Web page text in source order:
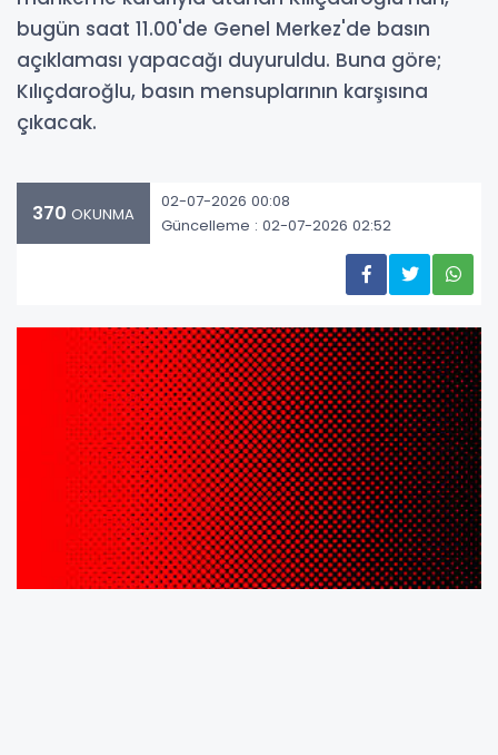
bugün saat 11.00'de Genel Merkez'de basın
açıklaması yapacağı duyuruldu. Buna göre;
Kılıçdaroğlu, basın mensuplarının karşısına
çıkacak.
370 OKUNMA
02-07-2026 00:08
Güncelleme : 02-07-2026 02:52